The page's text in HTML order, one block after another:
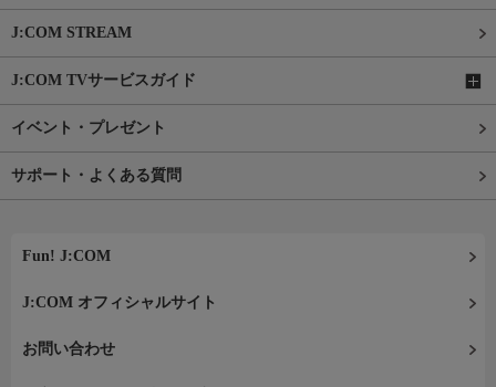
J:COM STREAM
J:COM TVサービスガイド
イベント・プレゼント
サポート・よくある質問
Fun! J:COM
J:COM オフィシャルサイト
お問い合わせ